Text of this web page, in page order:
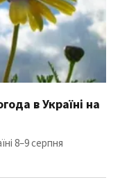
в Україні на
8–9 серпня